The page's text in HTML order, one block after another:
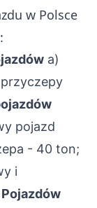
w Polsce
a)
pojazd
- 40 ton;
i
Pojazdów